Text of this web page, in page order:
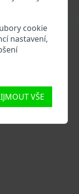
cookie
nastavení,
VŠE
Brna